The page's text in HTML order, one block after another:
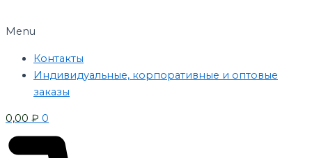
Menu
Контакты
Индивидуальные, корпоративные и оптовые
заказы
0,00 ₽ 0